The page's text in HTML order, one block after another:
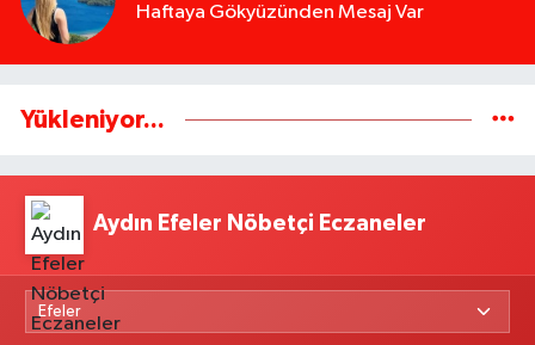
Haftaya Gökyüzünden Mesaj Var
Yükleniyor...
Aydın Efeler Nöbetçi Eczaneler